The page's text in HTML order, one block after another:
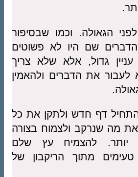
הגאולה. וכמו שבסיפור
שם היו לא פשוטים
גדול, אלא שלא צריך
את הדברים ולהאמין
דף חדש ולתקן את כל
מה שנרקב ולצמוח בצורה
יותר. להצמיח עץ שלם
מתוך הריקבון של